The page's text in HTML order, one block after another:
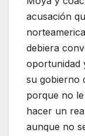
acusación
debiera
oportunidad
su gobierno
porque no
hacer un
aunque no